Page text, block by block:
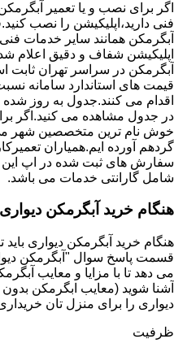
اگر برای نصب و یا تعمیر
فنی دارید،اپلیکیشن را نصب
آبگرمکن همانند سایر خدمات
اپلیکیشن شفاف و دقیق اعلام
آبگرمکن در سراسر تهران ثابت
قیمت های استاندارد سامانه
اقدام می کنند.جدول به روز
در جدول مشاهده می کنید.اگر
خوش نام ترین متخصصین شهر
گردهم آورده ایم.همیاران
سفارش های ثبت شده در اپ
شامل گارانتی خدمات می باشد.
هنگام خرید آبگرمکن
هنگام خرید آبگرمکن دیواری باید
قسمت پاسخ سوال "آبگرمکن
می دهد تا با مزایا و معایب
آشنا شوید (معایب ابگرمکن
دیواری را برای منزل تان
ظرفیت